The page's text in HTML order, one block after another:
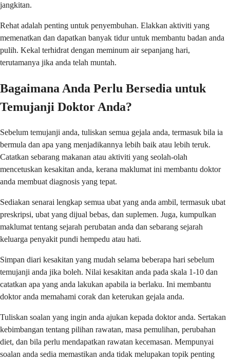
jangkitan.
Rehat adalah penting untuk penyembuhan. Elakkan aktiviti yang
memenatkan dan dapatkan banyak tidur untuk membantu badan anda
pulih. Kekal terhidrat dengan meminum air sepanjang hari,
terutamanya jika anda telah muntah.
Bagaimana Anda Perlu Bersedia untuk
Temujanji Doktor Anda?
Sebelum temujanji anda, tuliskan semua gejala anda, termasuk bila ia
bermula dan apa yang menjadikannya lebih baik atau lebih teruk.
Catatkan sebarang makanan atau aktiviti yang seolah-olah
mencetuskan kesakitan anda, kerana maklumat ini membantu doktor
anda membuat diagnosis yang tepat.
Sediakan senarai lengkap semua ubat yang anda ambil, termasuk ubat
preskripsi, ubat yang dijual bebas, dan suplemen. Juga, kumpulkan
maklumat tentang sejarah perubatan anda dan sebarang sejarah
keluarga penyakit pundi hempedu atau hati.
Simpan diari kesakitan yang mudah selama beberapa hari sebelum
temujanji anda jika boleh. Nilai kesakitan anda pada skala 1-10 dan
catatkan apa yang anda lakukan apabila ia berlaku. Ini membantu
doktor anda memahami corak dan keterukan gejala anda.
Tuliskan soalan yang ingin anda ajukan kepada doktor anda. Sertakan
kebimbangan tentang pilihan rawatan, masa pemulihan, perubahan
diet, dan bila perlu mendapatkan rawatan kecemasan. Mempunyai
soalan anda sedia memastikan anda tidak melupakan topik penting